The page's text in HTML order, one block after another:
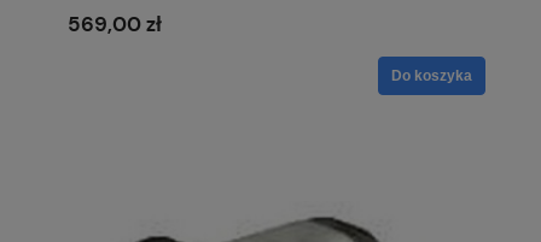
569,00 zł
Do koszyka